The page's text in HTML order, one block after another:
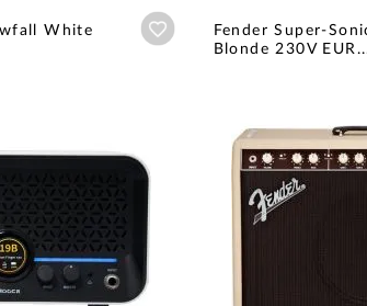
White Añadir a wishlist
Fender Super-
Blonde 230V